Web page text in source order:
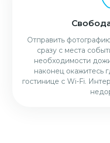
Отправить
сразу с места
необходимости
наконец окажитесь
гостинице с Wi-Fi.